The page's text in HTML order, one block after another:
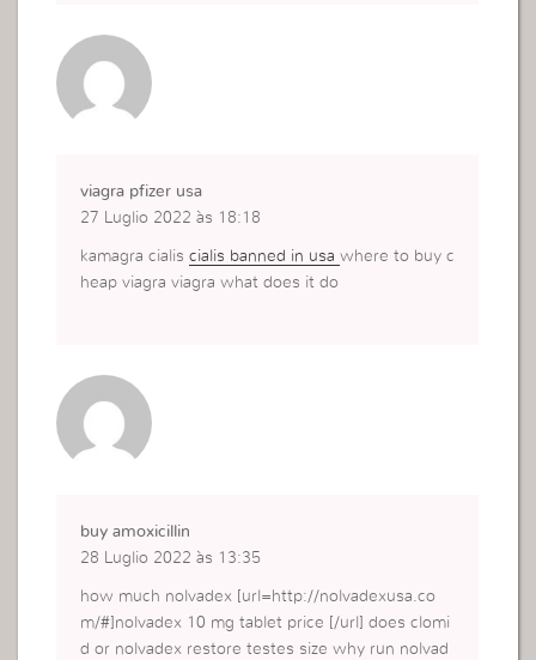
viagra pfizer usa
27 Luglio 2022 às 18:18
kamagra cialiscialis banned in usawhere to buy c
heap viagra viagra what does it do
buy amoxicillin
28 Luglio 2022 às 13:35
how much nolvadex [url=http://nolvadexusa.co
m/#]nolvadex 10 mg tablet price [/url] does clomi
d or nolvadex restore testes size why run nolvad